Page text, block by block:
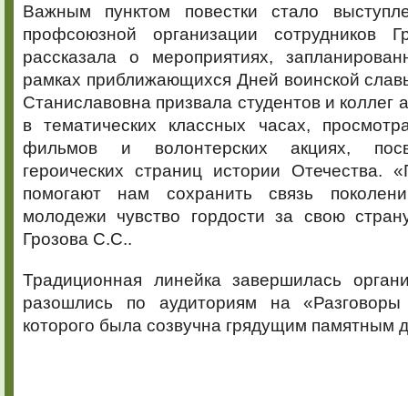
Важным пунктом повестки стало
профсоюзной организации сотрудников
рассказала о мероприятиях,
рамках приближающихся Дней воинской
Станиславовна призвала студентов и коллег
в тематических классных часах,
фильмов и волонтерских акциях,
героических страниц истории Отечества.
помогают нам сохранить связь
молодежи чувство гордости за свою
Грозова С.С..
Традиционная линейка завершилась
разошлись по аудиториям на
которого была созвучна грядущим памятным